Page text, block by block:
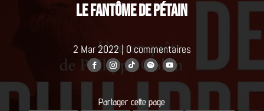
Le fantôme de Pétain
2 Mar 2022|0 commentaires
Partager cette page